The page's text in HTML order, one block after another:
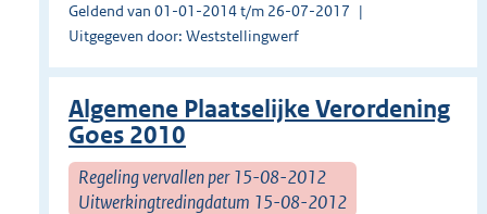
Geldend van 01-01-2014 t/m 26-07-2017
Uitgegeven door: Weststellingwerf
Algemene Plaatselijke Verordening
Goes 2010
Regeling vervallen per 15-08-2012
Uitwerkingtredingdatum 15-08-2012